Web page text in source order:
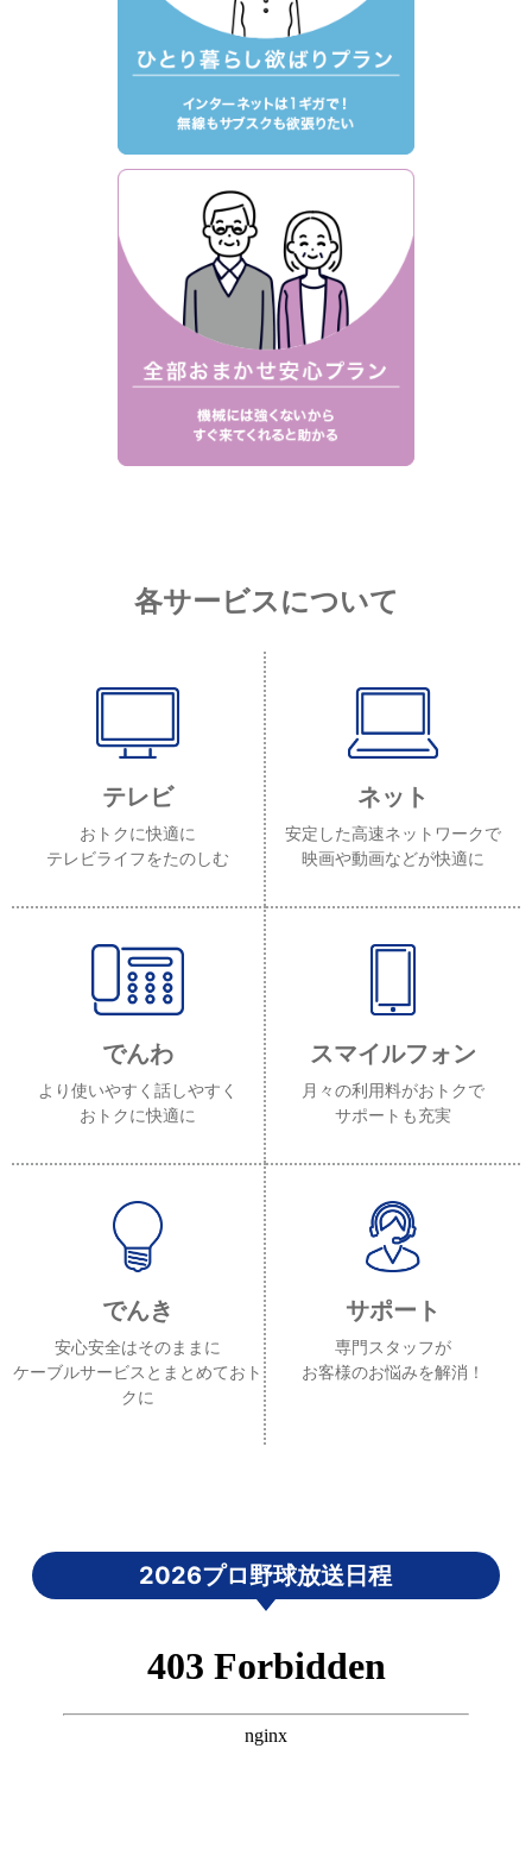
各サービスについて
テレビ
おトクに快適に
テレビライフをたのしむ
ネット
安定した高速ネットワークで
映画や動画などが快適に
でんわ
より使いやすく話しやすく
おトクに快適に
スマイルフォン
月々の利用料がおトクで
サポートも充実
でんき
安心安全はそのままに
ケーブルサービスとまとめておト
クに
サポート
専門スタッフが
お客様のお悩みを解消！
2026プロ野球放送日程